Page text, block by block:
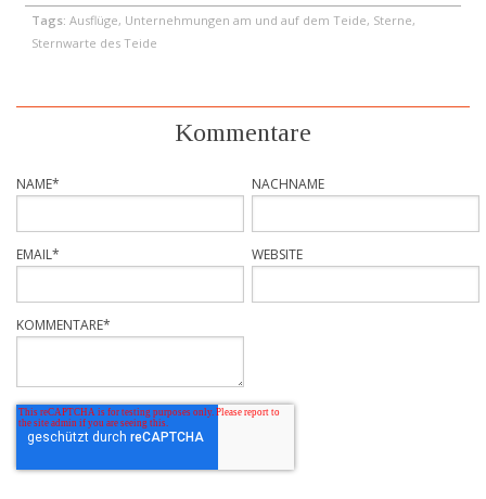
Tags: Ausflüge, Unternehmungen am und auf dem Teide, Sterne,
Sternwarte des Teide
Kommentare
NAME* NACHNAME
EMAIL* WEBSITE
KOMMENTARE*